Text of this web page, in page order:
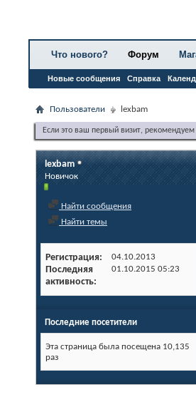
Что нового? Форум
Новые сообщения Справка
Пользователи lexbam
Если это ваш первый визит, рекомендуем
lexbam
Новичок
Найти сообщения
Найти темы
Регистрация 04.10.2013
Последняя
активность
01.10.2015 05:23
Последние посетители
Эта страница была посещена 10,135
раз